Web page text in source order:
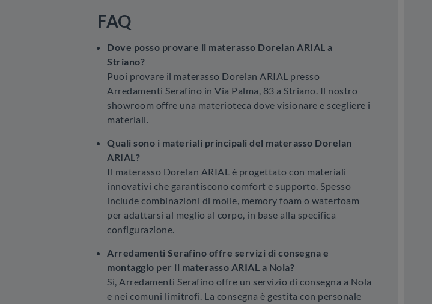
FAQ
Dove posso provare il materasso Dorelan ARIAL a
Striano?
Puoi provare il materasso Dorelan ARIAL presso
Arredamenti Serafino in Via Palma, 83 a Striano. Il nostro
showroom offre una materioteca dove visionare e scegliere i
materiali.
Quali sono i materiali principali del materasso Dorelan
ARIAL?
Il materasso Dorelan ARIAL è progettato con materiali
innovativi che garantiscono comfort e supporto. Spesso
include combinazioni di molle, memory foam o waterfoam
per adattarsi al meglio al corpo, in base alla specifica
configurazione.
Arredamenti Serafino offre servizi di consegna e
montaggio per il materasso ARIAL a Nola?
Sì, Arredamenti Serafino offre un servizio di consegna a Nola
e nei comuni limitrofi. La consegna è gestita con personale